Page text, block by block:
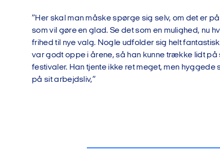
”Her skal man måske spørge sig selv, om det er
som vil gøre en glad. Se det som en mulighed, nu
frihed til nye valg. Nogle udfolder sig helt
var godt oppe i årene, så han kunne trække lidt
festivaler. Han tjente ikke ret meget, men
på sit arbejdsliv,”